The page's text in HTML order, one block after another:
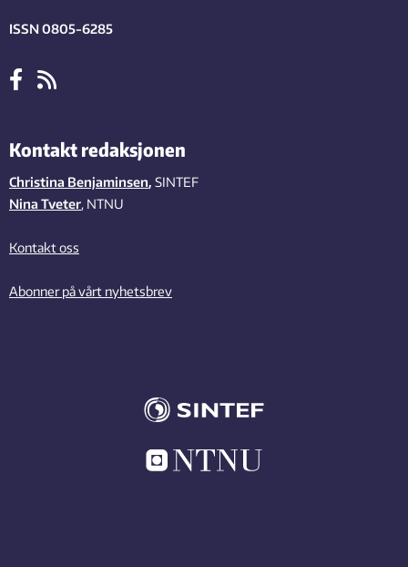
ISSN 0805-6285
Kontakt redaksjonen
Christina Benjaminsen, SINTEF
Nina Tveter, NTNU
Kontakt oss
Abonner på vårt nyhetsbrev